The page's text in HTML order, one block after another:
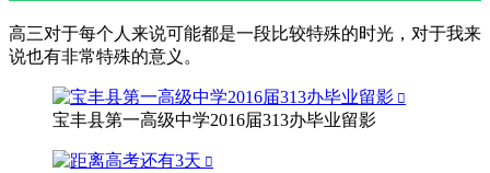
高三对于每个人来说可能都是一段比较特殊的时光，对于我来
说也有非常特殊的意义。
宝丰县第一高级中学2016届313办毕业留影